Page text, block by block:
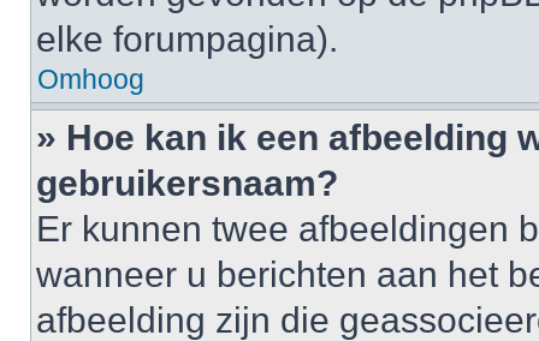
elke forumpagina).
Omhoog
» Hoe kan ik een afbeelding
gebruikersnaam?
Er kunnen twee afbeeldingen
wanneer u berichten aan het
afbeelding zijn die